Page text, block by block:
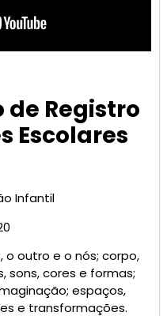
de Registro
Escolares
Infantil
o outro e o nós; corpo,
sons, cores e formas;
espaços,
e transformações.